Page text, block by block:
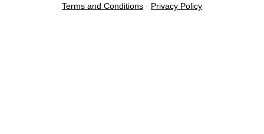
Terms and Conditions - Privacy Policy